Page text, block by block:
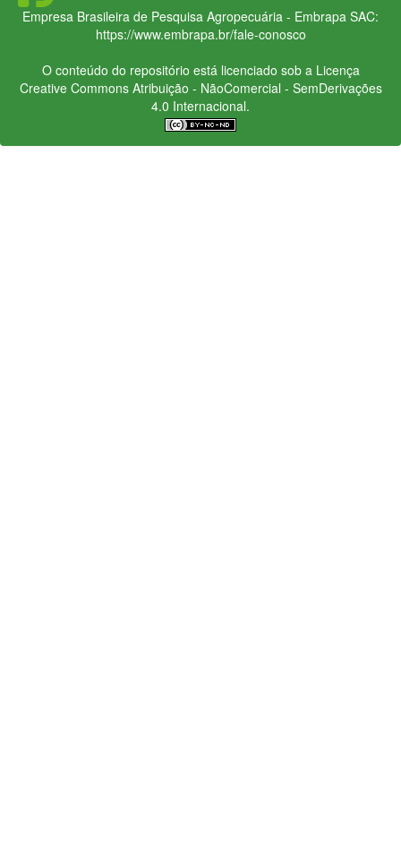
Empresa Brasileira de Pesquisa Agropecuária - Embrapa SAC:
https://www.embrapa.br/fale-conosco
O conteúdo do repositório está licenciado sob a Licença
Creative CommonsAtribuição - NãoComercial - SemDerivações
4.0 Internacional.